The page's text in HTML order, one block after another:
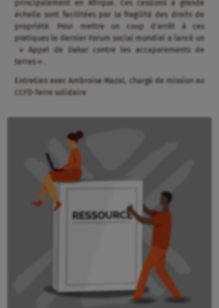
principalement en Afrique. Ces cessions à grande
échelle sont facilitées par la fragilité des droits de
propriété. Pour mettre un coup d’arrêt à ces
pratiques le dernier Forum social mondial a lancé un
» Appel de Dakar contre les accaparements de
terres « .
Entretien avec Ambroise Mazal, chargé de mission au
CCFD-Terre solidaire